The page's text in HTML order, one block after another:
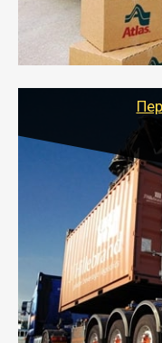
- Тайгер
качественно
службы или
оформлением
от 10 000
- Доставка фурой
объемов грузов,
паллеты и
России с